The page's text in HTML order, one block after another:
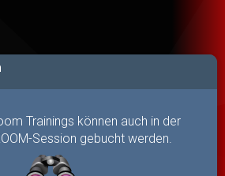
Trainings können auch in der
Session gebucht werden.